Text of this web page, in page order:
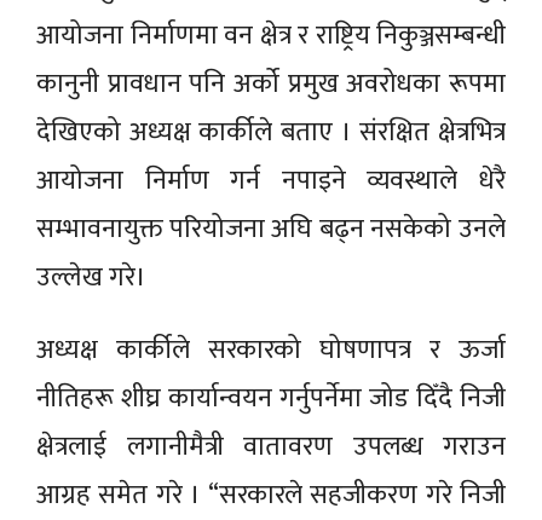
आयोजना निर्माणमा वन क्षेत्र र राष्ट्रिय निकुञ्जसम्बन्धी
कानुनी प्रावधान पनि अर्को प्रमुख अवरोधका रूपमा
देखिएको अध्यक्ष कार्कीले बताए । संरक्षित क्षेत्रभित्र
आयोजना निर्माण गर्न नपाइने व्यवस्थाले धेरै
सम्भावनायुक्त परियोजना अघि बढ्न नसकेको उनले
उल्लेख गरे।
अध्यक्ष कार्कीले सरकारको घोषणापत्र र ऊर्जा
नीतिहरू शीघ्र कार्यान्वयन गर्नुपर्नेमा जोड दिँदै निजी
क्षेत्रलाई लगानीमैत्री वातावरण उपलब्ध गराउन
आग्रह समेत गरे । “सरकारले सहजीकरण गरे निजी